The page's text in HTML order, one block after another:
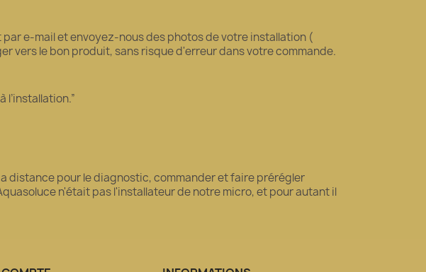
e-mail et envoyez-nous des photos de votre installation (
vers le bon produit, sans risque d'erreur dans votre commande.
distance pour le diagnostic, commander et faire prérégler
n'était pas l'installateur de notre micro, et pour autant il